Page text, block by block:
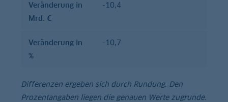
Veränderung in
Mrd. €
-10,4
Veränderung in
%
-10,7
Differenzen ergeben sich durch Rundung. Den
Prozentangaben liegen die genauen Werte zugrunde.